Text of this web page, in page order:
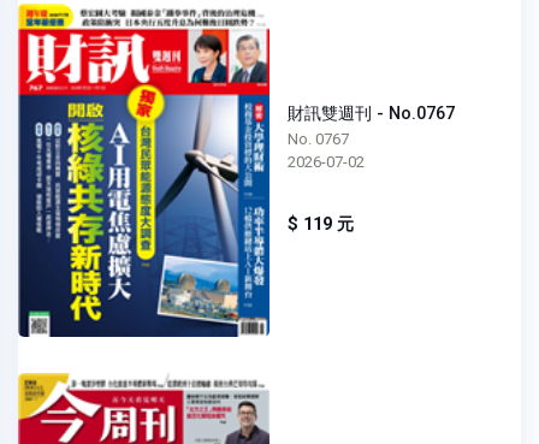
財訊雙週刊 - No.0767
No. 0767
2026-07-02
$ 119 元